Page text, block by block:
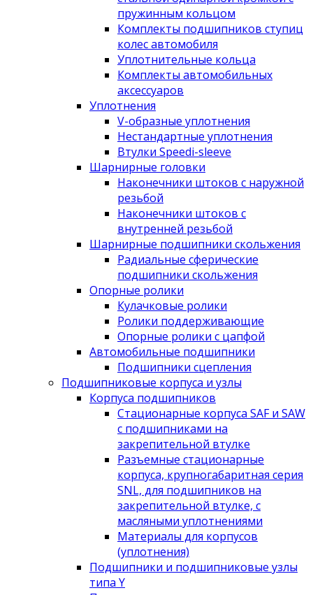
пружинным кольцом
Комплекты подшипников ступиц
колес автомобиля
Уплотнительные кольца
Комплекты автомобильных
аксессуаров
Уплотнения
V-образные уплотнения
Нестандартные уплотнения
Втулки Speedi-sleeve
Шарнирные головки
Наконечники штоков с наружной
резьбой
Наконечники штоков с
внутренней резьбой
Шарнирные подшипники скольжения
Радиальные сферические
подшипники скольжения
Опорные ролики
Кулачковые ролики
Ролики поддерживающие
Опорные ролики с цапфой
Автомобильные подшипники
Подшипники сцепления
Подшипниковые корпуса и узлы
Корпуса подшипников
Стационарные корпуса SAF и SAW
с подшипниками на
закрепительной втулке
Разъемные стационарные
корпуса, крупногабаритная серия
SNL, для подшипников на
закрепительной втулке, с
масляными уплотнениями
Материалы для корпусов
(уплотнения)
Подшипники и подшипниковые узлы
типа Y